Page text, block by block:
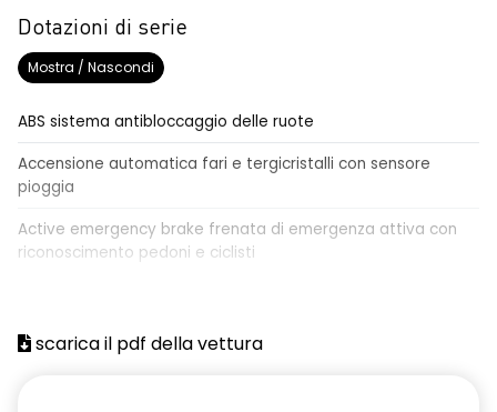
Dotazioni di serie
Mostra / Nascondi
ABS sistema antibloccaggio delle ruote
Accensione automatica fari e tergicristalli con sensore
pioggia
Active emergency brake frenata di emergenza attiva con
riconoscimento pedoni e ciclisti
Airbag laterali a tendina anteriori e posteriori
scarica il pdf della vettura